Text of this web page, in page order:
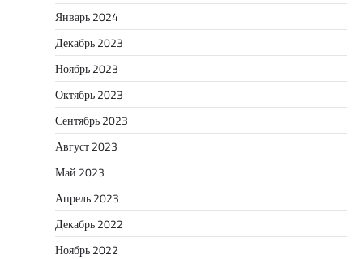
Январь 2024
Декабрь 2023
Ноябрь 2023
Октябрь 2023
Сентябрь 2023
Август 2023
Май 2023
Апрель 2023
Декабрь 2022
Ноябрь 2022